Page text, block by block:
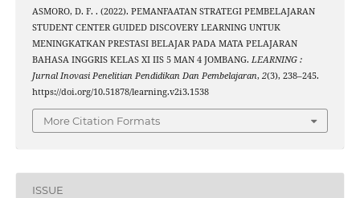
ASMORO, D. F. . (2022). PEMANFAATAN STRATEGI PEMBELAJARAN
STUDENT CENTER GUIDED DISCOVERY LEARNING UNTUK
MENINGKATKAN PRESTASI BELAJAR PADA MATA PELAJARAN
BAHASA INGGRIS KELAS XI IIS 5 MAN 4 JOMBANG. LEARNING :
Jurnal Inovasi Penelitian Pendidikan Dan Pembelajaran, 2(3), 238–245.
https://doi.org/10.51878/learning.v2i3.1538
More Citation Formats
ISSUE